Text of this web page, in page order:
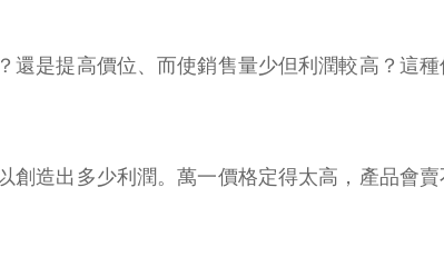
是提高價位、而使銷售量少但利潤較高？這
造出多少利潤。萬一價格定得太高，產品會